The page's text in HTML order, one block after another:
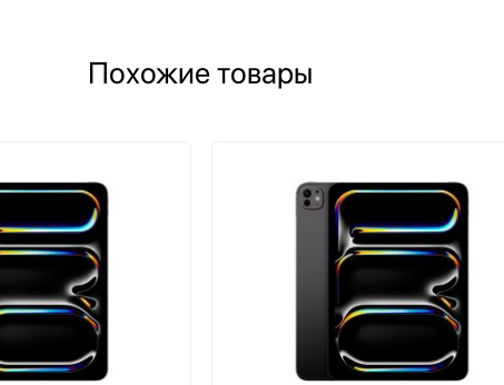
Похожие товары